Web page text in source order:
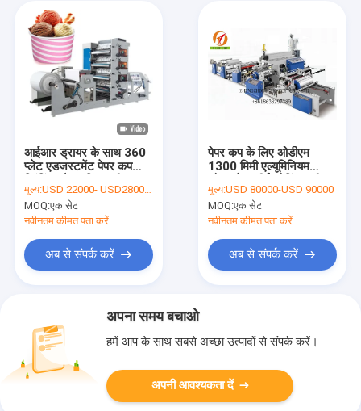
आईआर ड्रायर के साथ 360
प्लेट एडजस्टमेंट पेपर कप
मूल्य:USD 22000- USD28000 / set
MOQ:एक सेट
नवीनतम कीमत पता करें
अब से संपर्क करें
पेपर कप के लिए ओडीएम
1300 मिमी एल्यूमिनियम
मूल्य:USD 80000-USD 90000
MOQ:एक सेट
नवीनतम कीमत पता करें
अब से संपर्क करें
अपना समय बचाओ
हमें आप के साथ सबसे अच्छा उत्पादों से संपर्क करें।
अपनी आवश्यकता दें